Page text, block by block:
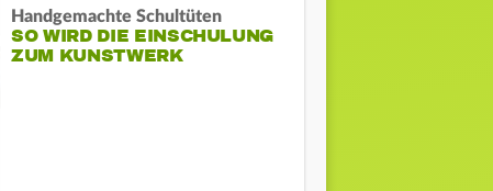
Handgemachte Schultüten
SO WIRD DIE EINSCHULUNG
ZUM KUNSTWERK